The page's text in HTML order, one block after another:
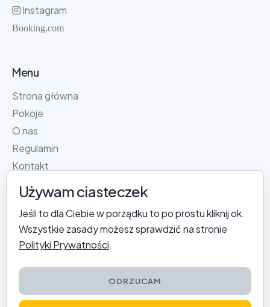
Używam ciasteczek
Jeśli to dla Ciebie w porządku to po prostu kliknij ok.
Wszystkie zasady możesz sprawdzić na stronie
Polityki Prywatności.
ODRZUCAM
Instagram
Booking.com
Menu
Strona główna
Pokoje
O nas
Regulamin
Kontakt
Informacje
Polityka Prywatności
Przetwarzanie Danych
Realizacja -strony pzbrzeski